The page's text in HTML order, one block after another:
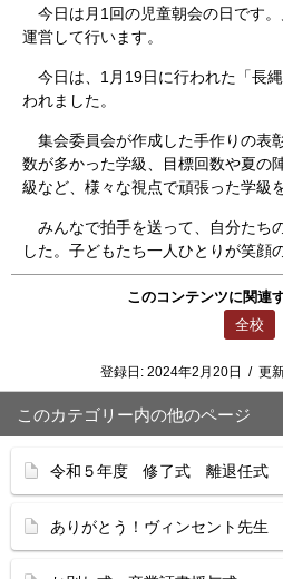
今日は月1回の児童朝会の日です
運営して行います。
今日は、1月19日に行われた「長
われました。
集会委員会が作成した手作りの表
数が多かった学級、目標回数や夏の
級など、様々な視点で頑張った学級
みんなで拍手を送って、自分たち
した。子どもたち一人ひとりが笑顔
このコンテンツに関連
全校
登録日: 2024年2月20日 / 更
このカテゴリー内の他のページ
令和５年度 修了式 離退任式
ありがとう！ヴィンセント先生